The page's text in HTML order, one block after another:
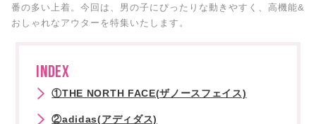
番の多い上着。今回は、男の子にぴったりな動きやすく、高機能&
おしゃれなアウターを特集いたします。
INDEX
①THE NORTH FACE(ザノースフェイス)
②adidas(アディダス)